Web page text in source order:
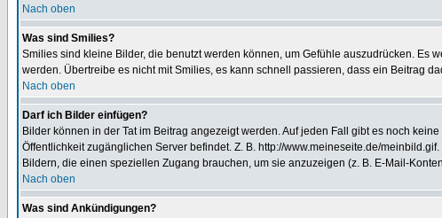
Nach oben
Was sind Smilies?
Smilies sind kleine Bilder, die benutzt werden können, um Gefühle auszudrücken. Es
werden. Übertreibe es nicht mit Smilies, es kann schnell passieren, dass ein Beitrag
Nach oben
Darf ich Bilder einfügen?
Bilder können in der Tat im Beitrag angezeigt werden. Auf jeden Fall gibt es noch
Öffentlichkeit zugänglichen Server befindet. Z. B. http://www.meineseite.de/
Bildern, die einen speziellen Zugang brauchen, um sie anzuzeigen (z. B. E-Mail-
Nach oben
Was sind Ankündigungen?